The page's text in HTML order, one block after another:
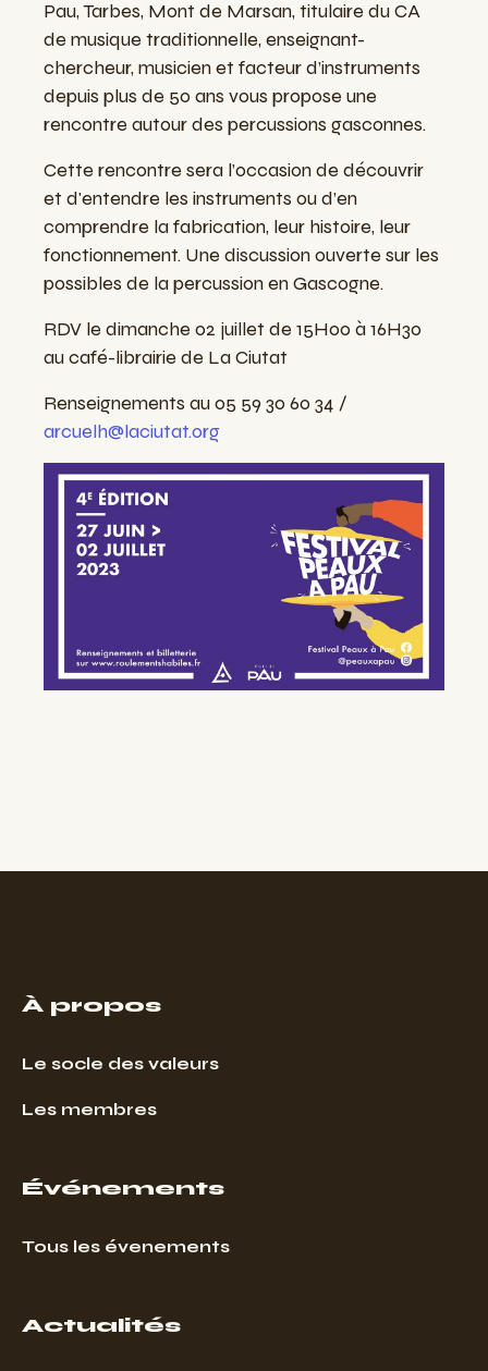
Pau, Tarbes, Mont de Marsan, titulaire du CA
de musique traditionnelle, enseignant-
chercheur, musicien et facteur d’instruments
depuis plus de 50 ans vous propose une
rencontre autour des percussions gasconnes.
Cette rencontre sera l’occasion de découvrir
et d'entendre les instruments ou d’en
comprendre la fabrication, leur histoire, leur
fonctionnement. Une discussion ouverte sur les
possibles de la percussion en Gascogne.
RDV le dimanche 02 juillet de 15H00 à 16H30
au café-librairie de La Ciutat
Renseignements au 05 59 30 60 34 /
arcuelh@laciutat.org
À propos
Le socle des valeurs
Les membres
Événements
Tous les évenements
Actualités